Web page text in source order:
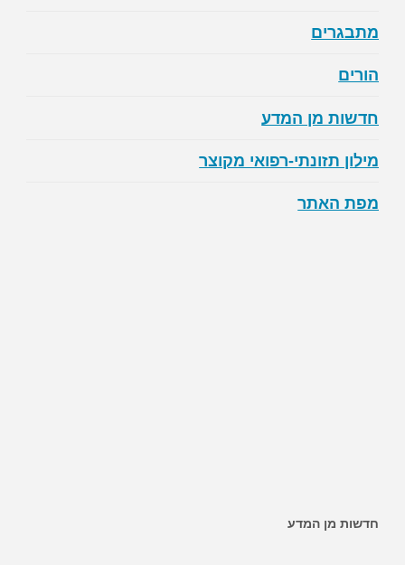
מתבגרים
הורים
חדשות מן המדע
מילון תזונתי-רפואי מקוצר
מפת האתר
חדשות מן המדע
~ האם ממתיקים מלאכותיים מגבירים את הסיכון לסוכרת?